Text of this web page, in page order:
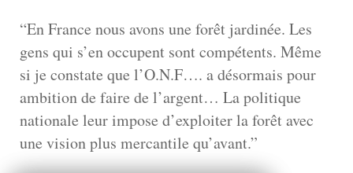
“En France nous avons une forêt jardinée. Les
gens qui s’en occupent sont compétents. Même
si je constate que l’O.N.F…. a désormais pour
ambition de faire de l’argent… La politique
nationale leur impose d’exploiter la forêt avec
une vision plus mercantile qu’avant.”